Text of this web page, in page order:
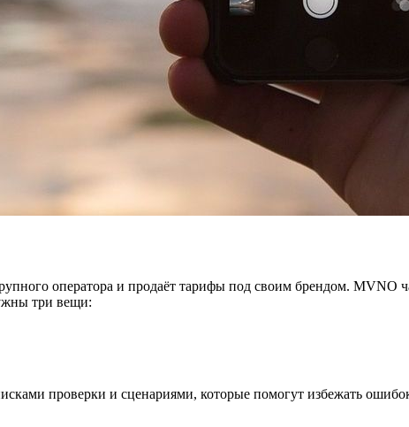
оператора и продаёт тарифы под своим брендом. MVNO
три вещи:
проверки и сценариями, которые помогут избежать